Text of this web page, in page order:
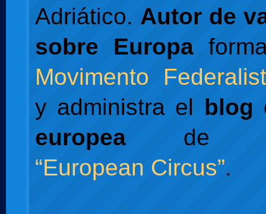
Adriático. Autor de
sobre Europa
Movimento
y administra el blog
europeade
“European Circus”.